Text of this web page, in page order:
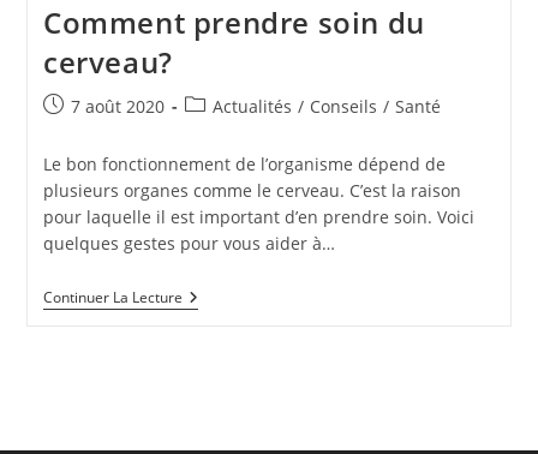
Comment prendre soin du
cerveau?
Publication
7 août 2020
PostActualités / Conseils / Santé
Le bon fonctionnement de l’organisme dépend de
plusieurs organes comme le cerveau. C’est la raison
pour laquelle il est important d’en prendre soin. Voici
quelques gestes pour vous aider à…
Continuer La LectureComment
Prendre